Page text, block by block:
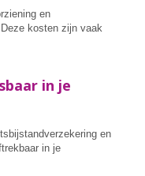
en
kosten zijn vaak
in je
en
in je